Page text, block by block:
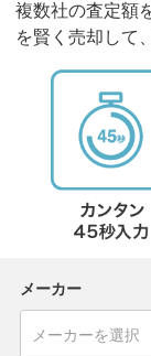
複数社の査定額
を賢く売却して
メーカー